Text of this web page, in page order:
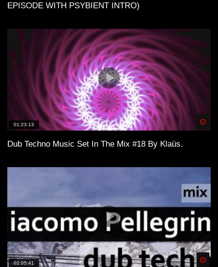
EPISODE WITH PSYBIENT INTRO)
01:23:13
Dub Techno Music Set In The Mix #18 By Klaüs.
02:05:41